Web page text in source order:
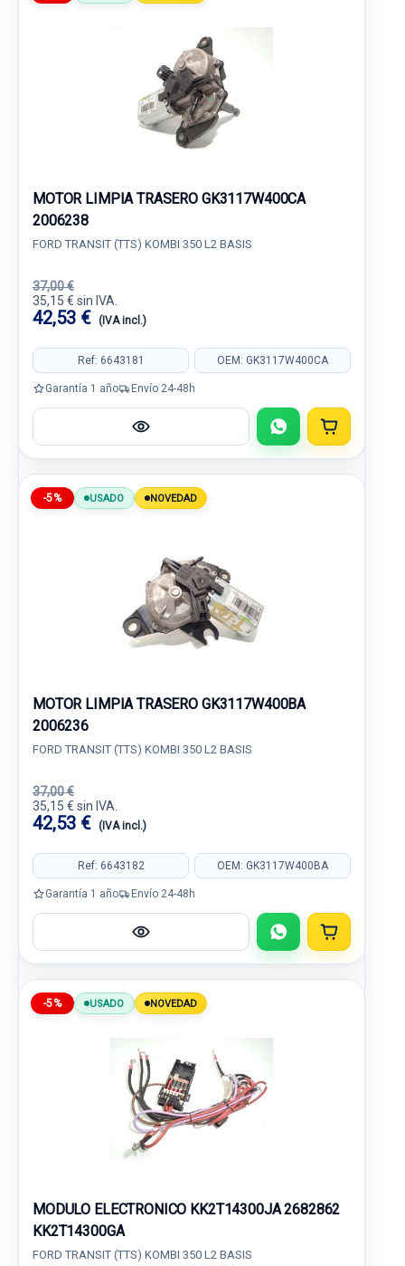
MOTOR LIMPIA TRASERO GK3117W400CA
2006238
FORD TRANSIT (TTS) KOMBI 350 L2 BASIS
37,00 €
35,15 € sin IVA.
42,53 € (IVA incl.)
Ref: 6643181 OEM: GK3117W400CA
Garantía 1 año Envío 24-48h
-5% USADO NOVEDAD
MOTOR LIMPIA TRASERO GK3117W400BA
2006236
FORD TRANSIT (TTS) KOMBI 350 L2 BASIS
37,00 €
35,15 € sin IVA.
42,53 € (IVA incl.)
Ref: 6643182 OEM: GK3117W400BA
Garantía 1 año Envío 24-48h
-5% USADO NOVEDAD
MODULO ELECTRONICO KK2T14300JA 2682862
KK2T14300GA
FORD TRANSIT (TTS) KOMBI 350 L2 BASIS